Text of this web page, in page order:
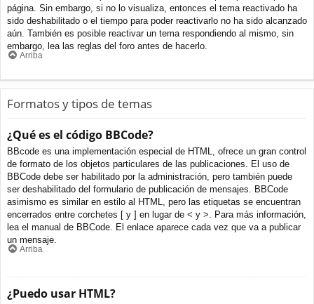
página. Sin embargo, si no lo visualiza, entonces el tema reactivado ha
sido deshabilitado o el tiempo para poder reactivarlo no ha sido alcanzado
aún. También es posible reactivar un tema respondiendo al mismo, sin
embargo, lea las reglas del foro antes de hacerlo.
Arriba
Formatos y tipos de temas
¿Qué es el código BBCode?
BBcode es una implementación especial de HTML, ofrece un gran control
de formato de los objetos particulares de las publicaciones. El uso de
BBCode debe ser habilitado por la administración, pero también puede
ser deshabilitado del formulario de publicación de mensajes. BBCode
asimismo es similar en estilo al HTML, pero las etiquetas se encuentran
encerrados entre corchetes [ y ] en lugar de < y >. Para más información,
lea el manual de BBCode. El enlace aparece cada vez que va a publicar
un mensaje.
Arriba
¿Puedo usar HTML?